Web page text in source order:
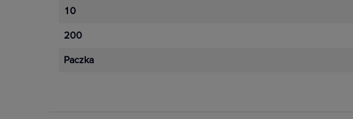
10
200
Paczka